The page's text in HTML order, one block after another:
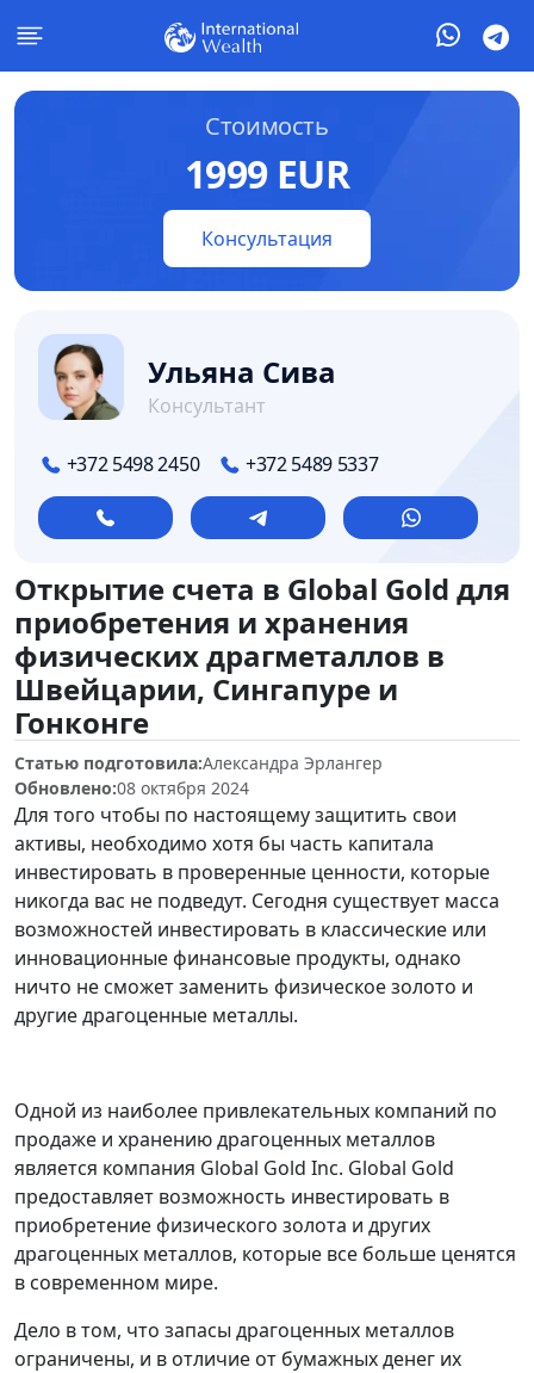
Стоимость
1999 EUR
Консультация
Ульяна Сива
Консультант
+372 5498 2450 +372 5489 5337
Открытие счета в Global Gold для
приобретения и хранения
физических драгметаллов в
Швейцарии, Сингапуре и
Гонконге
Статью подготовила:Александра Эрлангер
Обновлено:08 октября 2024
Для того чтобы по настоящему защитить свои
активы, необходимо хотя бы часть капитала
инвестировать в проверенные ценности, которые
никогда вас не подведут. Сегодня существует масса
возможностей инвестировать в классические или
инновационные финансовые продукты, однако
ничто не сможет заменить физическое золото и
другие драгоценные металлы.
Одной из наиболее привлекательных компаний по
продаже и хранению драгоценных металлов
является компания Global Gold Inc. Global Gold
предоставляет возможность инвестировать в
приобретение физического золота и других
драгоценных металлов, которые все больше ценятся
в современном мире.
Дело в том, что запасы драгоценных металлов
ограничены, и в отличие от бумажных денег их